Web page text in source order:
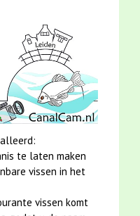
te laten maken
vissen in het
vissen komt